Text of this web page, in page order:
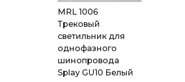
MRL 1006
Трековый
светильник для
однофазного
шинопровода
Splay GU10 Белый